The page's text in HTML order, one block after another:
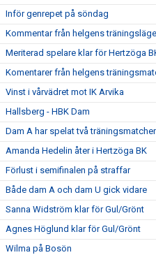
Inför genrepet på söndag
Kommentar från helgens
Meriterad spelare klar för Hertzöga
Komentarer från helgens
Vinst i vårvädret mot IK Arvika
Hallsberg - HBK Dam
Dam A har spelat två träningsmatcher
Amanda Hedelin åter i Hertzöga BK
Förlust i semifinalen på straffar
Både dam A och dam U gick vidare
Sanna Widström klar för Gul/Grönt
Agnes Höglund klar för Gul/Grönt
Wilma på Bosön